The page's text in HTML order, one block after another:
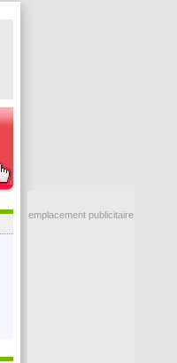
emplacement publicitaire